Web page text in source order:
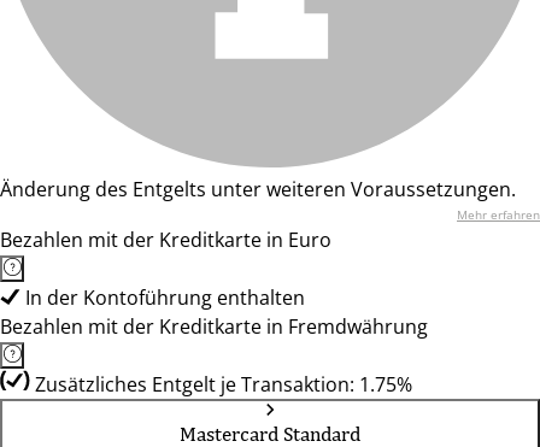
Änderung des Entgelts unter weiteren Voraussetzungen.
Mehr erfahren
Bezahlen mit der Kreditkarte in Euro
In der Kontoführung enthalten
Bezahlen mit der Kreditkarte in Fremdwährung
Zusätzliches Entgelt je Transaktion: 1.75%
Mastercard Standard